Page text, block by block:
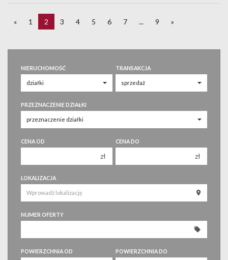
« 1 2 3 4 5 6 7 ... 9 »
NIERUCHOMOŚĆ TRANSAKCJA
PRZEZNACZENIE DZIAŁKI
CENA OD
zł
200 000 zł
250 000 zł
300 000 zł
CENA DO
zł
200 000 zł
250 000 zł
LOKALIZACJA
NUMER OFERTY
POWIERZCHNIA OD POWIERZCHNIA DO